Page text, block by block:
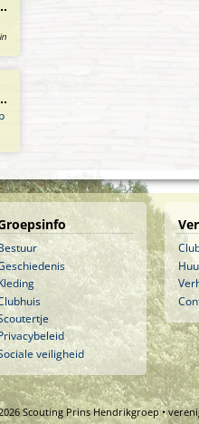
veiligheid
Scouting Prins Hendrikgroep •